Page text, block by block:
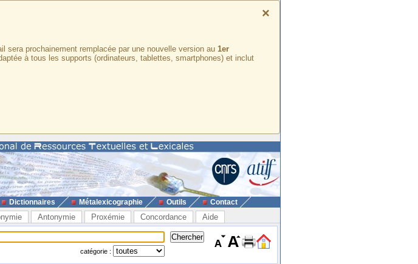
×
prochainement remplacée par une nouvelle version au 1er
à tous les supports (ordinateurs, tablettes, smartphones) et inclut
Dictionnaires Métalexicographie Outils Contact
Antonymie Proxémie Concordance Aide
catégorie :